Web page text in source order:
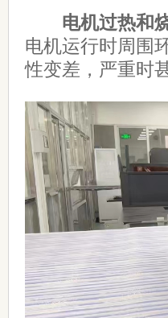
电机过热和
电机运行时周围
性变差，严重时